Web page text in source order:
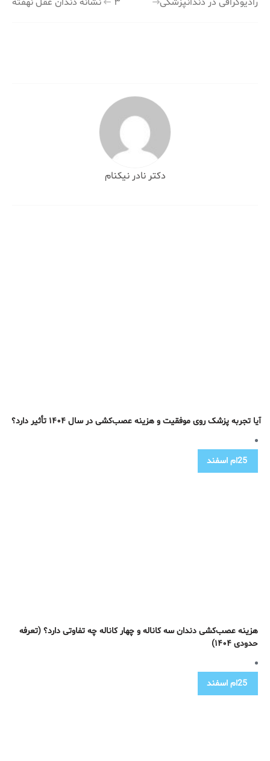
راهبری
دکتر نادر نیکنام
آیا تجربه پزشک روی موفقیت و هزینه عصب‌کشی در سال ۱۴۰۴ تأثیر دارد؟
25ام اسفند
هزینه عصب‌کشی دندان سه کاناله و چهار کاناله چه تفاوتی دارد؟ (تعرفه
حدودی ۱۴۰۴)
25ام اسفند